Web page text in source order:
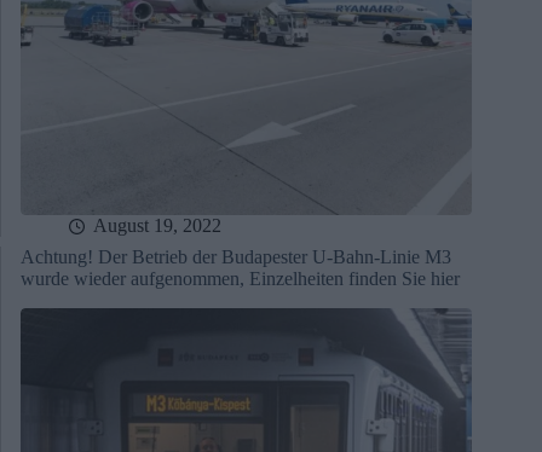
August 19, 2022
Achtung! Der Betrieb der Budapester U-Bahn-Linie M3
wurde wieder aufgenommen, Einzelheiten finden Sie hier